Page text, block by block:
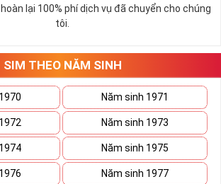
Sim Lục Quý 9 có ý nghĩa gì?
định tên tuổi, uy tín của mình trên
sim số đẹp lục quý, sim lục quý 9 nói chung
thương hiệu, tạo ấn tượng với đối tác kinh
vũ khí sắc bén đánh bại mọi đối thủ cạnh
9 được coi biểu trưng cho sức mạnh và quyền
Việc kết hợp 6 con số 9 lại thành bộ lục quý
giàu ý nghĩa phong thủy thể hiện đẳng cấp,
lại 100% phí dịch vụ đã chuyển cho chúng
tôi.
SIM THEO NĂM SINH
Năm sinh 1971
Năm sinh 1973
Năm sinh 1975
Năm sinh 1977